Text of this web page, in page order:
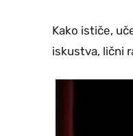
Kako ističe,
iskustva, lični